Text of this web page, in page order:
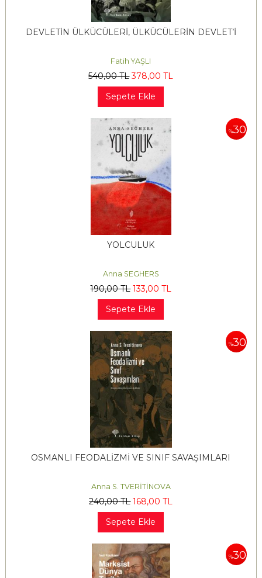
DEVLETİN ÜLKÜCÜLERİ, ÜLKÜCÜLERİN DEVLET’İ
Fatih YAŞLI
540,00TL 378,00 TL
Sepete Ekle
%30
YOLCULUK
Anna SEGHERS
190,00TL 133,00 TL
Sepete Ekle
%30
OSMANLI FEODALİZMİ VE SINIF SAVAŞIMLARI
Anna S. TVERİTİNOVA
240,00TL 168,00 TL
Sepete Ekle
%30